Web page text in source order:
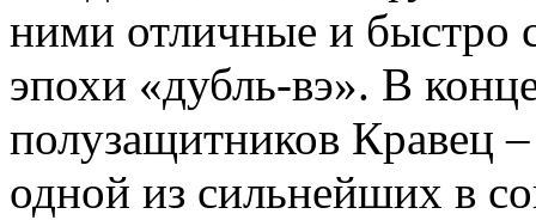
ними отличные и быстро
эпохи «дубль-вэ». В
полузащитников Кравец
одной из сильнейших в